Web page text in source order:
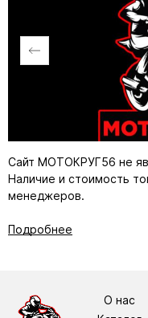
Сайт МОТОКРУГ56 не
Наличие и стоимость
менеджеров.
Подробнее
О нас